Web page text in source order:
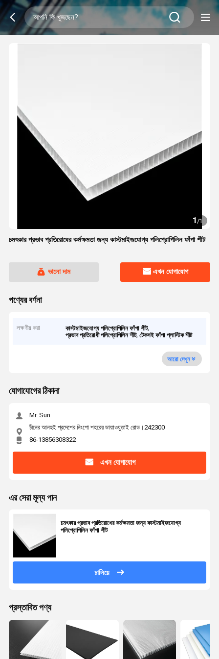
1/1
চমৎকার প্রভাব প্রতিরোধের কর্মক্ষমতা জন্য কাস্টমাইজযোগ্য পলিপ্রোপিলিন ফাঁপা শীট
ভালো দাম এখন যোগাযোগ
পণ্যের বর্ণনা
লক্ষণীয় করা কাস্টমাইজযোগ্য পলিপ্রোপিলিন ফাঁপা শীট,
প্রভাব প্রতিরোধী পলিপ্রোপিলিন শীট,টেকসই ফাঁপা প্লাস্টিক শীট
আরো দেখুন
যোগাযোগের ঠিকানা
Mr. Sun
চীনের আনহুই প্রদেশের নিংগো শহরের ডায়াওয়ুতাই রোড।242300
86-13856308322
এখন যোগাযোগ
এর সেরা মূল্য পান
চমৎকার প্রভাব প্রতিরোধের কর্মক্ষমতা জন্য কাস্টমাইজযোগ্য
পলিপ্রোপিলিন ফাঁপা শীট
চালিয়ে
প্রস্তাবিত পণ্য